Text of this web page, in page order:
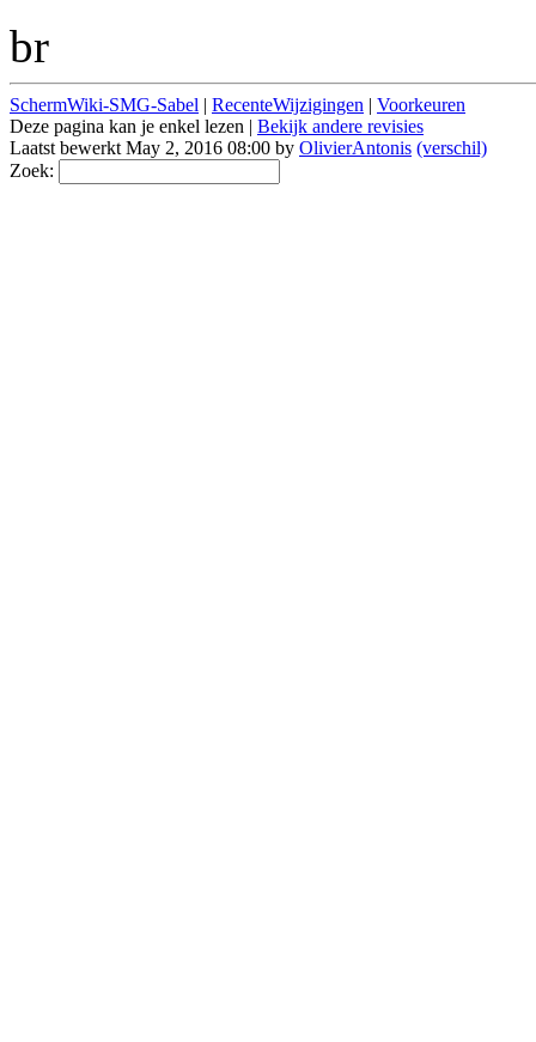
br
SchermWiki-SMG-Sabel | RecenteWijzigingen | Voorkeuren
Deze pagina kan je enkel lezen | Bekijk andere revisies
Laatst bewerkt May 2, 2016 08:00 by OlivierAntonis (verschil)
Zoek: